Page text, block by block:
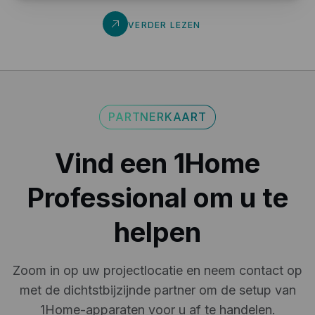
Automatische ETS-apparaatdetectie
Upload uw ETS-projectbestand voor automatische
Lokale & Privé verbinding, geen internet vereist
Configuratiebackup
Exporteer uw 1Home Server-configuratie naar een
een ander project te hergebruiken.
retourbeleid.
hier
VERDER LEZEN
PARTNERKAART
Vind een 1Home
Professional om u te
helpen
Zoom in op uw projectlocatie en neem contact op
met de dichtstbijzijnde partner om de setup van
1Home-apparaten voor u af te handelen.